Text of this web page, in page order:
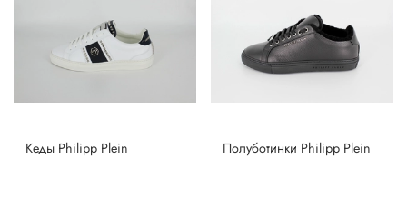
Кеды Philipp Plein Полуботинки Philipp Plein